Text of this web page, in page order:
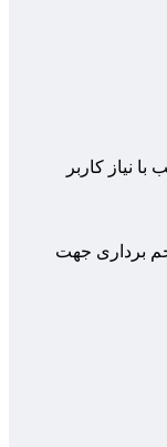
نیاز کاربر
برداری جهت